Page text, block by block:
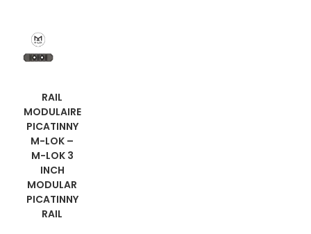
EN
SAVOIR
PLUS
RAIL
MODULAIRE
PICATINNY
M-LOK –
M-LOK 3
INCH
MODULAR
PICATINNY
RAIL